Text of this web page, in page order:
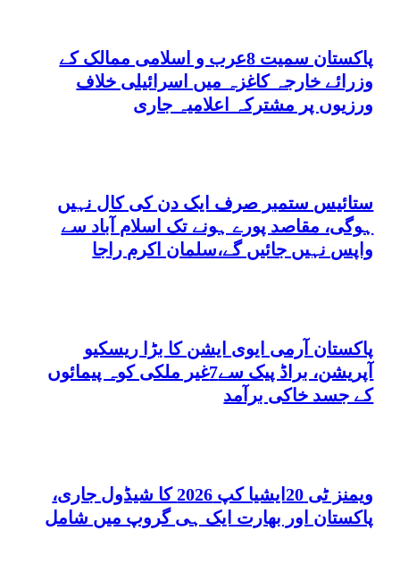
پاکستان سمیت 8عرب و اسلامی ممالک کے
وزرائے خارجہ کاغزہ میں اسرائیلی خلاف
ورزیوں پر مشترکہ اعلامیہ جاری
ستائیس ستمبر صرف ایک دن کی کال نہیں
ہوگی، مقاصد پورے ہونے تک اسلام آباد سے
واپس نہیں جائیں گے،سلمان اکرم راجا
پاکستان آرمی ایوی ایشن کا بڑا ریسکیو
آپریشن، براڈ پیک سے7غیر ملکی کوہ پیمائوں
کے جسد خاکی برآمد
ویمنز ٹی 20ایشیا کپ 2026 کا شیڈول جاری،
پاکستان اور بھارت ایک ہی گروپ میں شامل